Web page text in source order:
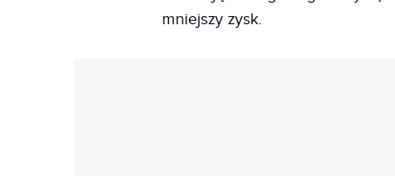
mniejszy zysk.